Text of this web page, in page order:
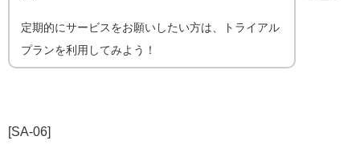
定期的にサービスをお願いしたい方は、トライアル
プランを利用してみよう！
[SA-06]